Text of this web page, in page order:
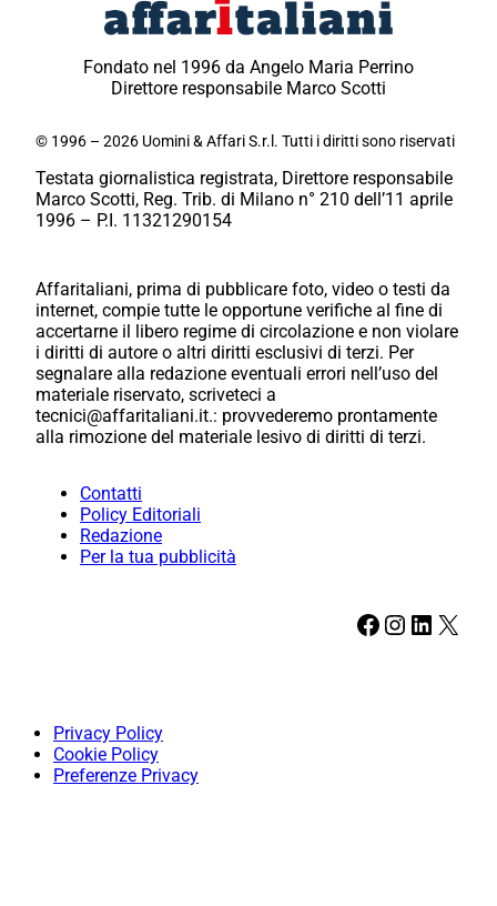
Fondato nel 1996 da Angelo Maria Perrino
Direttore responsabile Marco Scotti
© 1996 – 2026 Uomini & Affari S.r.l. Tutti i diritti sono riservati
Testata giornalistica registrata, Direttore responsabile
Marco Scotti, Reg. Trib. di Milano n° 210 dell’11 aprile
1996 – P.I. 11321290154
Affaritaliani, prima di pubblicare foto, video o testi da
internet, compie tutte le opportune verifiche al fine di
accertarne il libero regime di circolazione e non violare
i diritti di autore o altri diritti esclusivi di terzi. Per
segnalare alla redazione eventuali errori nell’uso del
materiale riservato, scriveteci a
tecnici@affaritaliani.it.: provvederemo prontamente
alla rimozione del materiale lesivo di diritti di terzi.
Contatti
Policy Editoriali
Redazione
Per la tua pubblicità
Facebook Instagram LinkedIn X
Privacy Policy
Cookie Policy
Preferenze Privacy